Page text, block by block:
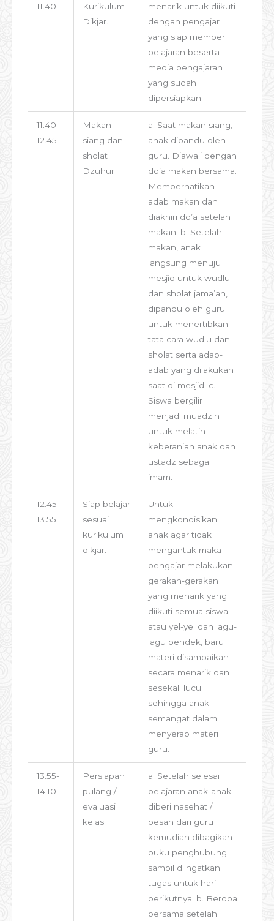
11.40
Kurikulum
Dikjar.
menarik untuk diikuti
dengan pengajar
yang siap memberi
pelajaran beserta
media pengajaran
yang sudah
dipersiapkan.
11.40-
12.45
Makan
siang dan
sholat
Dzuhur
a. Saat makan siang,
anak dipandu oleh
guru. Diawali dengan
do’a makan bersama.
Memperhatikan
adab makan dan
diakhiri do’a setelah
makan. b. Setelah
makan, anak
langsung menuju
mesjid untuk wudlu
dan sholat jama’ah,
dipandu oleh guru
untuk menertibkan
tata cara wudlu dan
sholat serta adab-
adab yang dilakukan
saat di mesjid. c.
Siswa bergilir
menjadi muadzin
untuk melatih
keberanian anak dan
ustadz sebagai
imam.
12.45-
13.55
Siap belajar
sesuai
kurikulum
dikjar.
Untuk
mengkondisikan
anak agar tidak
mengantuk maka
pengajar melakukan
gerakan-gerakan
yang menarik yang
diikuti semua siswa
atau yel-yel dan lagu-
lagu pendek, baru
materi disampaikan
secara menarik dan
sesekali lucu
sehingga anak
semangat dalam
menyerap materi
guru.
13.55-
14.10
Persiapan
pulang /
evaluasi
kelas.
a. Setelah selesai
pelajaran anak-anak
diberi nasehat /
pesan dari guru
kemudian dibagikan
buku penghubung
sambil diingatkan
tugas untuk hari
berikutnya. b. Berdoa
bersama setelah